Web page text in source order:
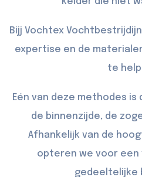
Bijj Vochtex
expertise en de
te
Eén van deze methodes
de binnenzijde, de
Afhankelijk van de
opteren we voor een
gedeeltelijke